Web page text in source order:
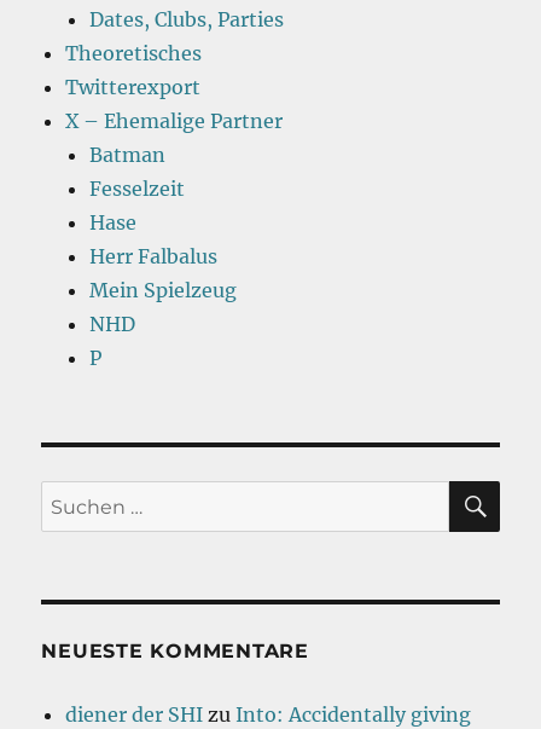
Dates, Clubs, Parties
Theoretisches
Twitterexport
X – Ehemalige Partner
Batman
Fesselzeit
Hase
Herr Falbalus
Mein Spielzeug
NHD
P
Suchen
nach:
NEUESTE KOMMENTARE
diener der SHI zuInto: Accidentally giving